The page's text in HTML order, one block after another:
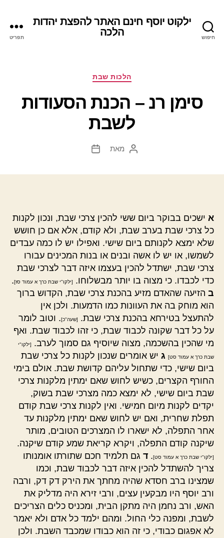
חיפוש
ילקוט יוסף חינם האתר להפצת יהדות
הלכה
תפריט
קטגוריות
הלכות שבת
סימן רנ – הכנת הסעודות
לשבת
המחבר
מאת
תאריך
א ישכים בבוקר ביום ששי להכין צרכי שבת, ונכון לקנות
כל צרכי שבת בערב שבת, ולא קודם, אלא אם כן חושש
שלא ימצא לקנותם ביום שישי. ואפילו יש לו כמה עבדים
לשמשו, או יש לו אשה ובנים או בנות המכינים עבורו
צרכי שבת, ישתדל להכין בעצמו איזה דבר לצרכי שבת
כדי לכבדו. כי מצוה בו יותר מבשלוחו.
[ילקו"י שבת כרך א עמוד סז].
ב הזיעה שהאדם מזיע בהכנת צרכי שבת, הקדוש ברוך
הוא מוחק בה את העוונות כמו הדמעות. ולכן אין
להתעצל בטירחא בהכנת צרכי שבת.
[שעה"כ]. וטוב לומר
על כל דבר שקונה לכבוד שבת, כי זהו לכבוד שבת. ואף
מי שהכין בהשכמה, מצוה שיוסיף גם סמוך לערב.
[ילקו"י
שבת כרך א עמוד סט] ג יש אומרים שנכון לקנות כל צרכי שבת
ביום שישי, כדי שתחול עליהם קדושת שבת. אולם בימי
החורף הקצרים, כשיש לחוש שאם ימתין מלקנות צרכי
שבת ביום שישי, לא ימצא כמה מצרכי שבת בשוק,
יקדים לקנות מיום חמישי. ואין לקנות צרכי שבת קודם
תפלת שחרית, ואם יש לחוש שאם ימתין מלקנות עד
אחר התפלה, לא ישארו לו המצרכים הטובים, מותר
שיקנה קודם התפלה, ויקרא קריאת שמע קודם שיקנה.
[ילקו"י שבת כרך א עמוד סט]. ד גם תלמיד חכם שתורתו אומנותו
צריך להשתדל להכין איזה דבר לכבוד שבת, וכמו
שמצינו ברב חסדא שהיה מחתך את הירק דק דק, ורבה
ורב יוסף היו מבקעין עצים, ורבי זירא היה מדליק את
האש, ורב נחמן היה מתקן הבית, ומכניס כלים הצריכים
לשבת, ומפנה כלי החול. ומהם ילמד כל אדם ולא יאמר
לא אפגום כבודי, כי זה הוא כבודו שמכבד השבת. ולכן